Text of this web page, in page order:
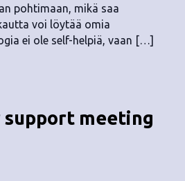
pohtimaan, mikä saa
voi löytää omia
ei ole self-helpiä, vaan […]
support meeting